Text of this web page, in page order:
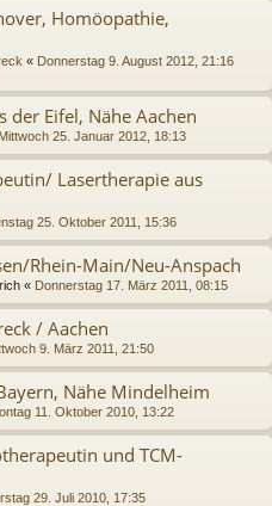
Homöopathie,
« Donnerstag 9. August 2012, 21:16
der Eifel, Nähe Aachen
Mittwoch 25. Januar 2012, 18:13
Lasertherapie aus
25. Oktober 2011, 15:36
Rhein-Main/Neu-Anspach
« Donnerstag 17. März 2011, 08:15
/ Aachen
9. März 2011, 21:50
Nähe Mindelheim
11. Oktober 2010, 13:22
und TCM-
29. Juli 2010, 17:35